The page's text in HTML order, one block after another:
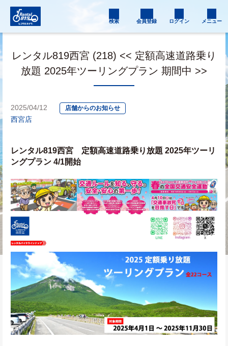
検索 会員登録 ログイン メニュー
レンタル819西宮 (218) << 定額高速道路乗り
放題 2025年ツーリングプラン 期間中 >>
2025/04/12 店舗からのお知らせ
西宮店
レンタル819西宮　定額高速道路乗り放題 2025年ツーリ
ングプラン 4/1開始